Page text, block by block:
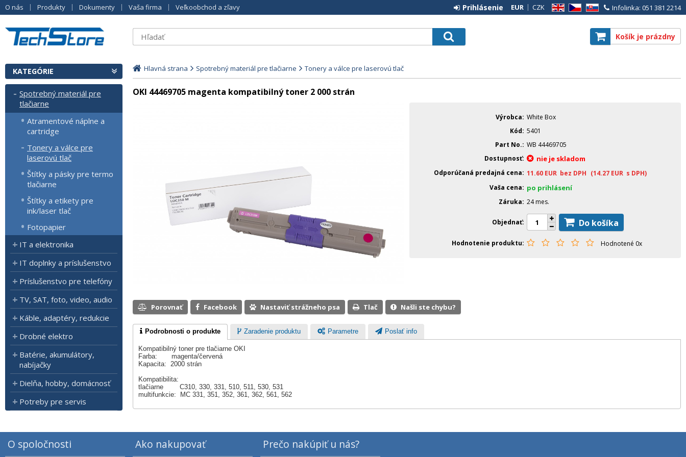
O nás Produkty Dokumenty Vaša firma Veľkoobchod a zľavy Infolinka: 051 381 2214
EN CZ SK
EUR CZK
Prihlásenie
Košík je prázdny
KATEGÓRIE
Spotrebný materiál pre
tlačiarne
Atramentové náplne a
cartridge
Tonery a válce pre
laserovú tlač
Štítky a pásky pre termo
tlačiarne
Štítky a etikety pre
ink/laser tlač
Fotopapier
IT a elektronika
IT doplnky a príslušenstvo
Príslušenstvo pre telefóny
TV, SAT, foto, video, audio
Káble, adaptéry, redukcie
Drobné elektro
Batérie, akumulátory,
nabíjačky
Dielňa, hobby, domácnosť
Potreby pre servis
Hlavná strana Spotrebný materiál pre tlačiarne Tonery a válce pre laserovú tlač
OKI 44469705 magenta kompatibilný toner 2 000 strán
Výrobca White Box
Kód 5401
Part No. WB 44469705
Dostupnosť
nie je skladom
Odporúčaná predajná cena 11.60 EUR bez DPH (14.27 EUR s DPH)
Vaša cena
po prihlásení
Záruka 24 mes.
Objednať Do košíka
Hodnotenie produktu Hodnotené 0x
Porovnať Facebook Nastaviť strážneho psa Tlač Našli ste chybu?
Podrobnosti o produkte Zaradenie produktu Parametre Poslať info
Kompatibilný toner pre tlačiarne OKI
Farba: magenta/červená
Kapacita: 2000 strán
Kompatibilita:
tlačiarne C310, 330, 331, 510, 511, 530, 531
multifunkcie: MC 331, 351, 352, 361, 362, 561, 562
O spoločnosti Ako nakupovať Prečo nakúpiť u nás?